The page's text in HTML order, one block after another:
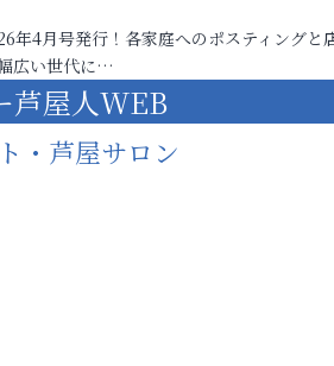
年4月号発行！各家庭へのポスティングと
広い世代に…
芦屋人WEB
・芦屋サロン